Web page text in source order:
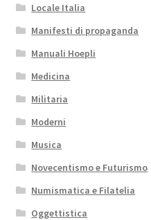
Locale Italia
Manifesti di propaganda
Manuali Hoepli
Medicina
Militaria
Moderni
Musica
Novecentismo e Futurismo
Numismatica e Filatelia
Oggettistica